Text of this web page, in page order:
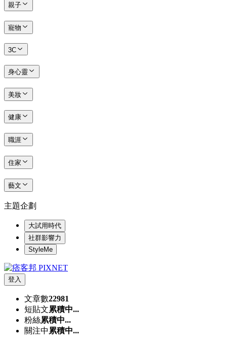
親子
寵物
3C
身心靈
美妝
健康
職涯
住家
藝文
主題企劃
大試用時代
社群影響力
StyleMe
登入
文章數22981
短貼文累積中...
粉絲累積中...
關注中 累積中...